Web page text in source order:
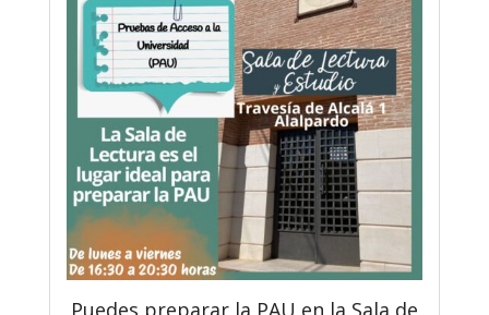
Puedes preparar la PAU en la Sala de